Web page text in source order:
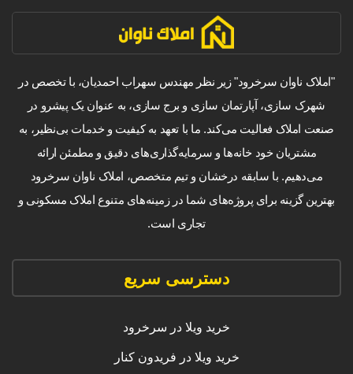
"املاک ناوان سرخرود" زیر نظر مهندس سهراب احمدیان، با تخصص در
شهرک سازی، آپارتمان سازی و برج سازی، به عنوان یک پیشرو در
صنعت املاک فعالیت می‌کند. ما با تعهد به کیفیت و خدمات بی‌نظیر، به
مشتریان خود خانه‌ها و سرمایه‌گذاری‌های دقیق و مطمئن ارائه
می‌دهیم. با سابقه درخشان و تیم متخصص، املاک ناوان سرخرود
بهترین گزینه برای پروژه‌های شما در زمینه‌های متنوع املاک مسکونی و
تجاری است.
دسترسی سریع
خرید ویلا در سرخرود
خرید ویلا در فریدون کنار